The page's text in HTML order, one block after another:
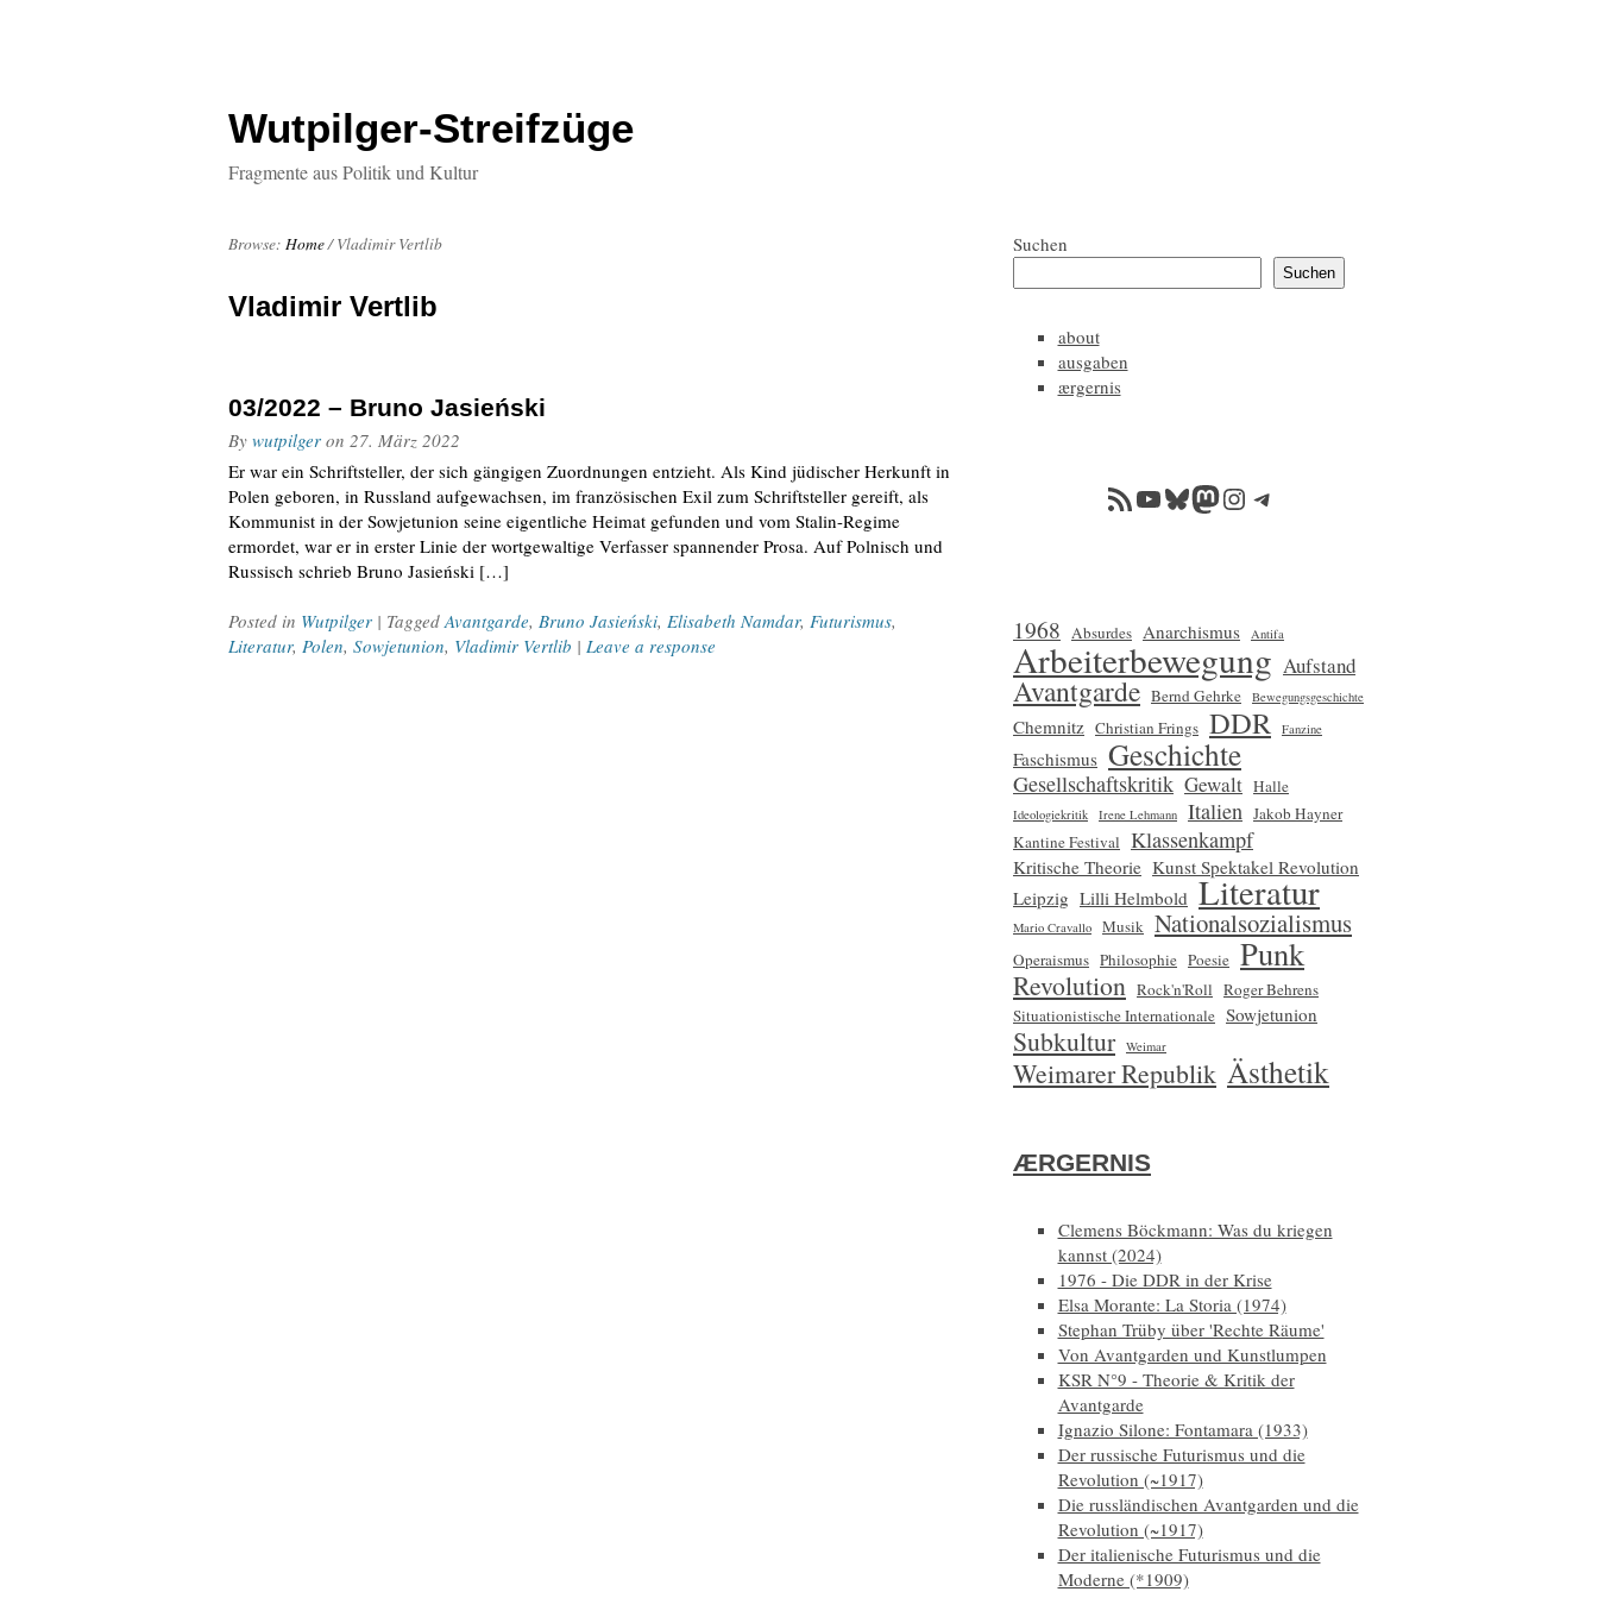
Wutpilger-Streifzüge
Fragmente aus Politik und Kultur
Browse: Home/ Vladimir Vertlib
Vladimir Vertlib
03/2022 – Bruno Jasieński
By wutpilger on 27. März 2022
Er war ein Schriftsteller, der sich gängigen Zuordnungen entzieht. Als Kind jüdischer Herkunft in
Polen geboren, in Russland aufgewachsen, im französischen Exil zum Schriftsteller gereift, als
Kommunist in der Sowjetunion seine eigentliche Heimat gefunden und vom Stalin-Regime
ermordet, war er in erster Linie der wortgewaltige Verfasser spannender Prosa. Auf Polnisch und
Russisch schrieb Bruno Jasieński […]
Posted in Wutpilger | TaggedAvantgarde, Bruno Jasieński, Elisabeth Namdar, Futurismus,
Literatur, Polen, Sowjetunion, Vladimir Vertlib | Leave a response
Suchen
Suchen
about
ausgaben
ærgernis
RSS-FeedYouTube
Bluesky
Mastodon
Instagram
Telegram
1968 Absurdes Anarchismus Antifa
Arbeiterbewegung Aufstand
Avantgarde Bernd Gehrke Bewegungsgeschichte
Chemnitz Christian Frings DDR Fanzine
Faschismus Geschichte
Gesellschaftskritik Gewalt Halle
Ideologiekritik Irene Lehmann Italien Jakob Hayner
Kantine Festival Klassenkampf
Kritische Theorie Kunst Spektakel Revolution
Leipzig Lilli Helmbold Literatur
Mario Cravallo Musik Nationalsozialismus
Operaismus Philosophie Poesie Punk
Revolution Rock'n'Roll Roger Behrens
Situationistische Internationale Sowjetunion
Subkultur Weimar
Weimarer Republik Ästhetik
ÆRGERNIS
Clemens Böckmann: Was du kriegen
kannst (2024)
1976 - Die DDR in der Krise
Elsa Morante: La Storia (1974)
Stephan Trüby über 'Rechte Räume'
Von Avantgarden und Kunstlumpen
KSR N°9 - Theorie & Kritik der
Avantgarde
Ignazio Silone: Fontamara (1933)
Der russische Futurismus und die
Revolution (~1917)
Die russländischen Avantgarden und die
Revolution (~1917)
Der italienische Futurismus und die
Moderne (*1909)